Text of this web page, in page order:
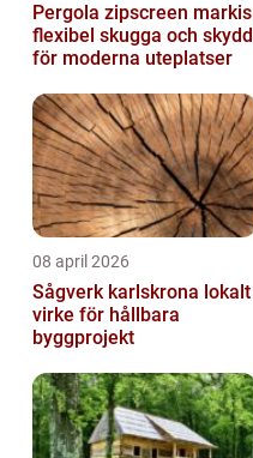
Pergola zipscreen markis
flexibel skugga och skydd
för moderna uteplatser
08 april 2026
Sågverk karlskrona lokalt
virke för hållbara
byggprojekt